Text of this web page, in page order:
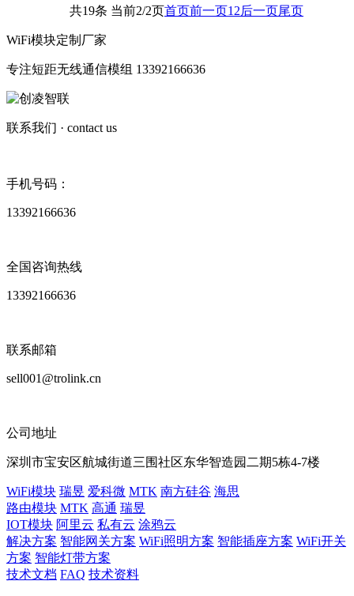
共19条 当前2/2页首页前一页1 2后一页尾页
WiFi模块定制厂家
专注短距无线通信模组 13392166636
联系我们 · contact us
手机号码：
13392166636
全国咨询热线
13392166636
联系邮箱
sell001@trolink.cn
公司地址
深圳市宝安区航城街道三围社区东华智造园二期5栋4-7楼
WiFi模块 瑞昱 爱科微 MTK 南方硅谷 海思
路由模块 MTK 高通 瑞昱
IOT模块 阿里云 私有云 涂鸦云
解决方案 智能网关方案 WiFi照明方案 智能插座方案 WiFi开关
方案 智能灯带方案
技术文档 FAQ 技术资料